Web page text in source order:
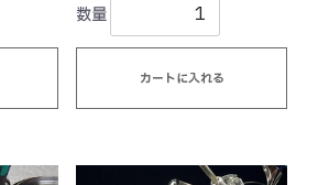
数量
カートに入れる